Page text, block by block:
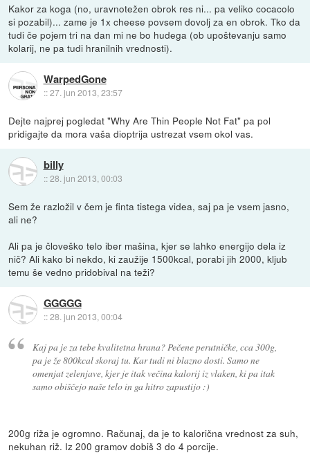
Kakor za koga (no, uravnotežen obrok res ni... pa veliko cocacolo
si pozabil)... zame je 1x cheese povsem dovolj za en obrok. Tko da
tudi če pojem tri na dan mi ne bo hudega (ob upoštevanju samo
kolarij, ne pa tudi hranilnih vrednosti).
WarpedGone
::27. jun 2013, 23:57
Dejte najprej pogledat "Why Are Thin People Not Fat" pa pol
pridigajte da mora vaša dioptrija ustrezat vsem okol vas.
billy
::28. jun 2013, 00:03
Sem že razložil v čem je finta tistega videa, saj pa je vsem jasno,
ali ne?
Ali pa je človeško telo iber mašina, kjer se lahko energijo dela iz
nič? Ali kako bi nekdo, ki zaužije 1500kcal, porabi jih 2000, kljub
temu še vedno pridobival na teži?
GGGGG
::28. jun 2013, 00:04
Kaj pa je za tebe kvalitetna hrana? Pečene perutničke, cca 300g,
pa je že 800kcal skoraj tu. Kar tudi ni blazno dosti. Samo ne
omenjat zelenjave, kjer je itak večina kalorij iz vlaken, ki pa itak
samo obiščejo naše telo in ga hitro zapustijo :)
200g riža je ogromno. Računaj, da je to kalorična vrednost za suh,
nekuhan riž. Iz 200 gramov dobiš 3 do 4 porcije.